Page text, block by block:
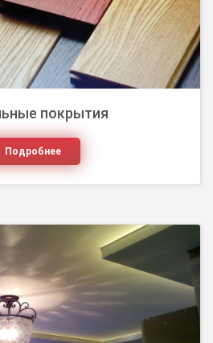
покрытия
Подробнее
в интерьере создают
и размещенные в нужном
Поэтому, чтобы организовать